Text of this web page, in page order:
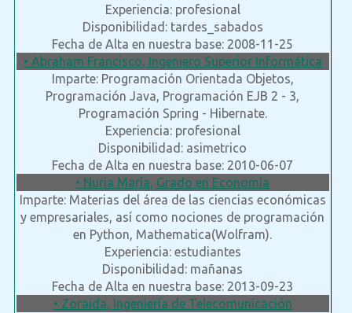
Experiencia: profesional
Disponibilidad: tardes_sabados
Fecha de Alta en nuestra base: 2008-11-25
• Abraham Francisco, Ingeniero Superior Informática
Imparte: Programación Orientada Objetos,
Programación Java, Programación EJB 2 - 3,
Programación Spring - Hibernate.
Experiencia: profesional
Disponibilidad: asimetrico
Fecha de Alta en nuestra base: 2010-06-07
• Nuria María, Grado en Economía
Imparte: Materias del área de las ciencias económicas
y empresariales, así como nociones de programación
en Python, Mathematica(Wolfram).
Experiencia: estudiantes
Disponibilidad: mañanas
Fecha de Alta en nuestra base: 2013-09-23
• Zoraida, Ingeniería de Telecomunicación